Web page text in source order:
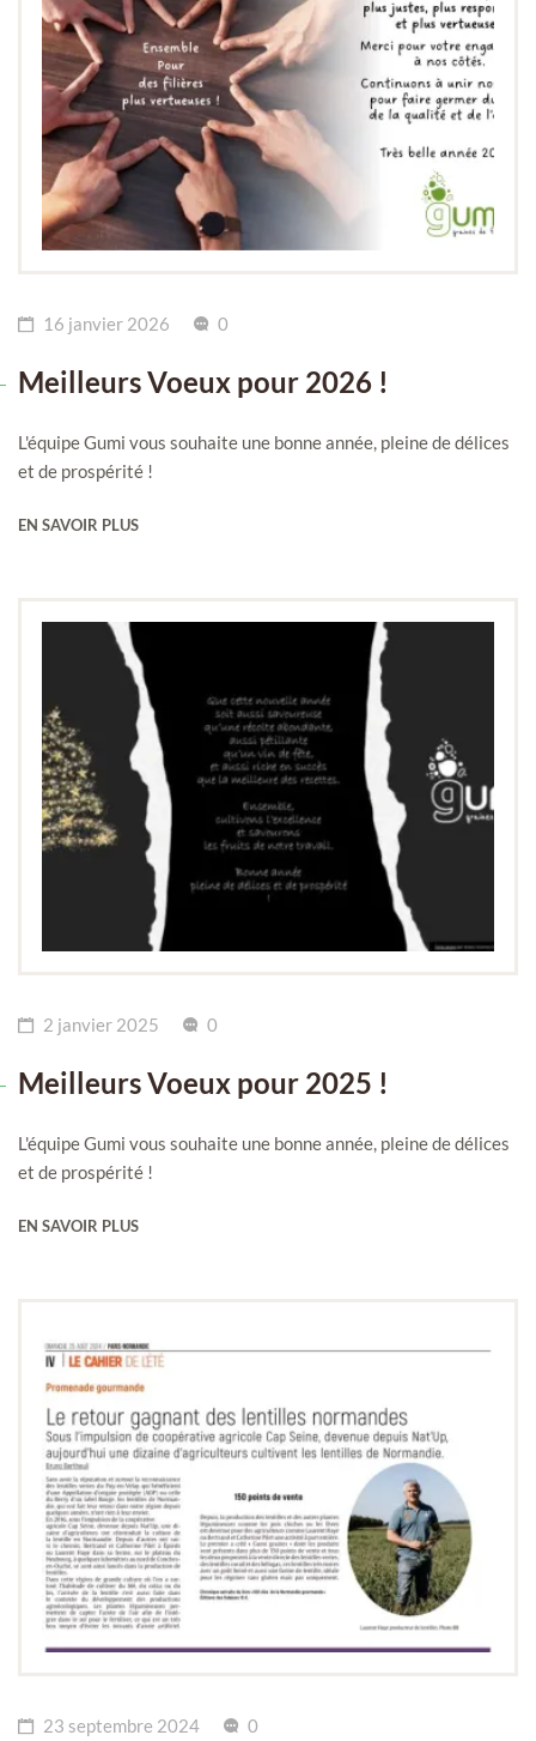
16 janvier 2026 0
Meilleurs Voeux pour 2026 !
L'équipe Gumi vous souhaite une bonne année, pleine de délices
et de prospérité !
EN SAVOIR PLUS
2 janvier 2025 0
Meilleurs Voeux pour 2025 !
L'équipe Gumi vous souhaite une bonne année, pleine de délices
et de prospérité !
EN SAVOIR PLUS
23 septembre 2024 0